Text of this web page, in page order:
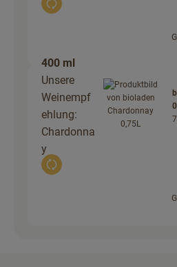
Auswahl ändern
400 ml
Unsere
Weinempf
ehlung:
Chardonna
y
Auswahl ändern